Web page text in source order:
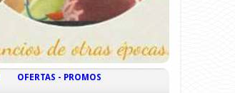
OFERTAS - PROMOS